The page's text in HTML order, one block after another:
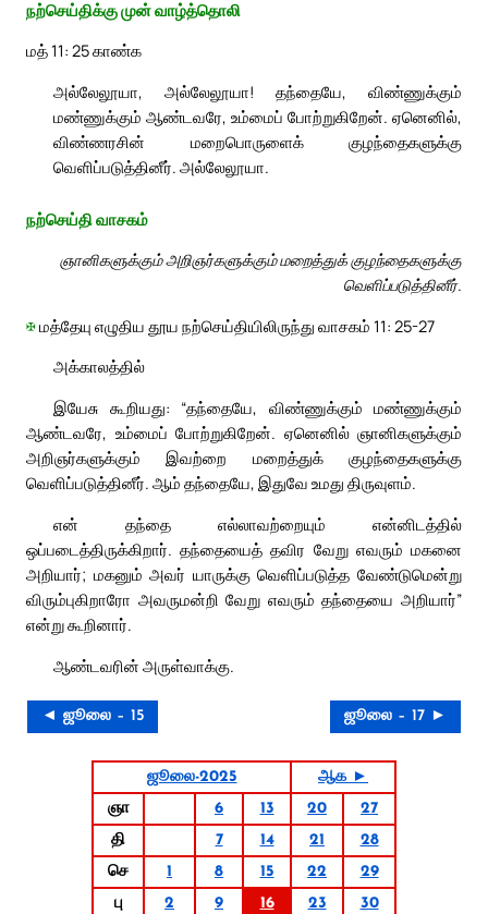
நற்செய்திக்கு முன் வாழ்த்தொலி
மத் 11: 25 காண்க
அல்லேலூயா, அல்லேலூயா! தந்தையே, விண்ணுக்கும்
மண்ணுக்கும் ஆண்டவரே, உம்மைப் போற்றுகிறேன். ஏனெனில்,
விண்ணரசின் மறைபொருளைக் குழந்தைகளுக்கு
வெளிப்படுத்தினீர். அல்லேலூயா.
நற்செய்தி வாசகம்
ஞானிகளுக்கும் அறிஞர்களுக்கும் மறைத்துக் குழந்தைகளுக்கு
வெளிப்படுத்தினீர்.
✠மத்தேயு எழுதிய தூய நற்செய்தியிலிருந்து வாசகம் 11: 25-27
அக்காலத்தில்
இயேசு கூறியது: “தந்தையே, விண்ணுக்கும் மண்ணுக்கும்
ஆண்டவரே, உம்மைப் போற்றுகிறேன். ஏனெனில் ஞானிகளுக்கும்
அறிஞர்களுக்கும் இவற்றை மறைத்துக் குழந்தைகளுக்கு
வெளிப்படுத்தினீர். ஆம் தந்தையே, இதுவே உமது திருவுளம்.
என் தந்தை எல்லாவற்றையும் என்னிடத்தில்
ஒப்படைத்திருக்கிறார். தந்தையைத் தவிர வேறு எவரும் மகனை
அறியார்; மகனும் அவர் யாருக்கு வெளிப்படுத்த வேண்டுமென்று
விரும்புகிறாரோ அவருமன்றி வேறு எவரும் தந்தையை அறியார்”
என்று கூறினார்.
ஆண்டவரின் அருள்வாக்கு.
◄ ஜூலை – 15 ஜூலை – 17 ►
ஜூலை-2025
ஆக ►
ஞா
6 13 20
27
தி
7 14 21
28
செ
1 8 15 22
29
பு
2 9 16 23
30